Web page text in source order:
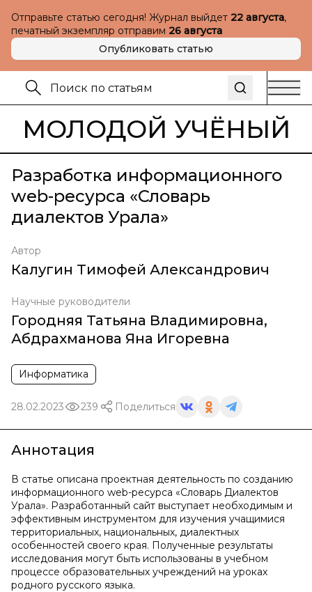
Отправьте статью сегодня! Журнал выйдет 22 августа,
печатный экземпляр отправим 26 августа
Опубликовать статью
МОЛОДОЙ УЧЁНЫЙ
Разработка информационного
web-ресурса «Словарь
диалектов Урала»
Автор
Калугин Тимофей Александрович
Научные руководители
Городняя Татьяна Владимировна,
Абдрахманова Яна Игоревна
Информатика
28.02.2023 239 Поделиться
Аннотация
В статье описана проектная деятельность по созданию
информационного web-ресурса «Словарь Диалектов
Урала». Разработанный сайт выступает необходимым и
эффективным инструментом для изучения учащимися
территориальных, национальных, диалектных
особенностей своего края. Полученные результаты
исследования могут быть использованы в учебном
процессе образовательных учреждений на уроках
родного русского языка.